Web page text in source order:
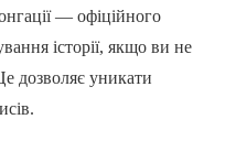
— офіційного
історії, якщо ви не
дозволяє уникати